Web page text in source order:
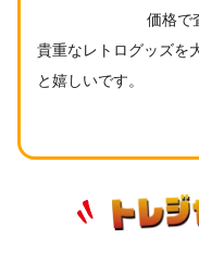
価格で
貴重なレトログッズを
と嬉しいです。